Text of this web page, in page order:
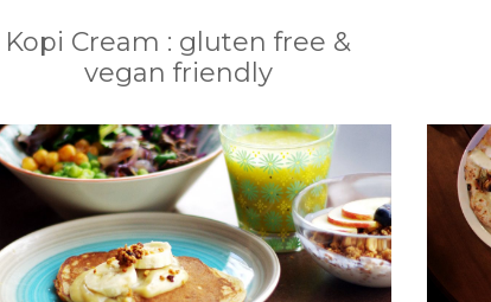
Kopi Cream : gluten free &
vegan friendly